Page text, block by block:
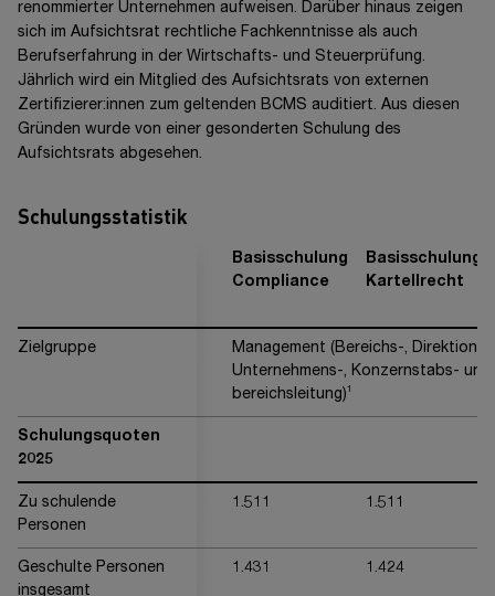
renommierter Unternehmen aufweisen. Darüber hinaus zeigen
sich im Aufsichtsrat rechtliche Fachkenntnisse als auch
Berufserfahrung in der Wirtschafts- und Steuerprüfung.
Jährlich wird ein Mitglied des Aufsichtsrats von externen
Zertifizierer:innen zum geltenden BCMS auditiert. Aus diesen
Gründen wurde von einer gesonderten Schulung des
Aufsichtsrats abgesehen.
Schulungsstatistik
Basisschulung
Compliance
Basisschulung
Kartellrecht
Zielgruppe
Management (Bereichs-,
Unternehmens-, Konzernstabs-
bereichsleitung)1
Schulungsquoten
2025
Zu schulende
Personen
1.511 1.511
Geschulte Personen
insgesamt
1.431 1.424